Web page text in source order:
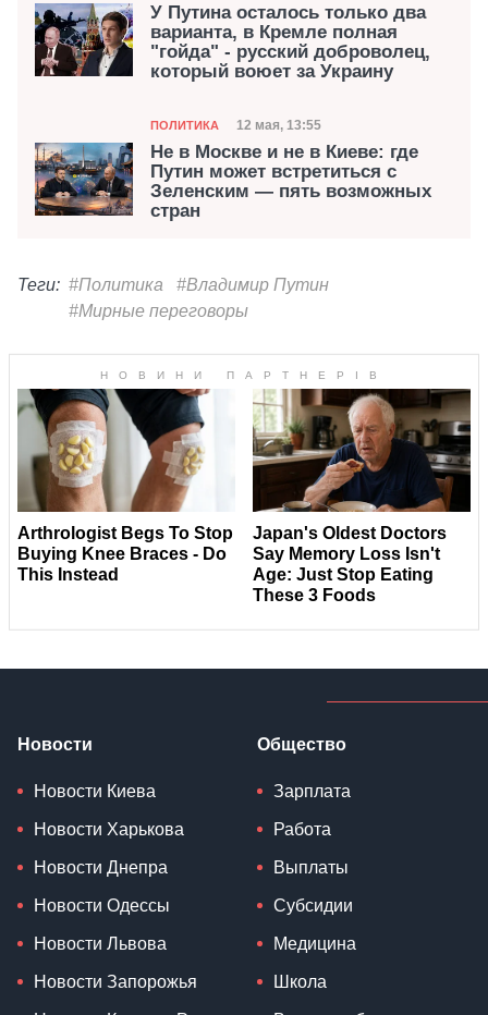
У Путина осталось только два
варианта, в Кремле полная
"гойда" - русский доброволец,
который воюет за Украину
Категория
ПОЛИТИКА Дата публикации
12 мая, 13:55
Не в Москве и не в Киеве: где
Путин может встретиться с
Зеленским — пять возможных
стран
Теги: #Политика
#Владимир Путин
#Мирные переговоры
Новости
Новости Киева
Новости Харькова
Новости Днепра
Новости Одессы
Новости Львова
Новости Запорожья
Общество
Зарплата
Работа
Выплаты
Субсидии
Медицина
Школа